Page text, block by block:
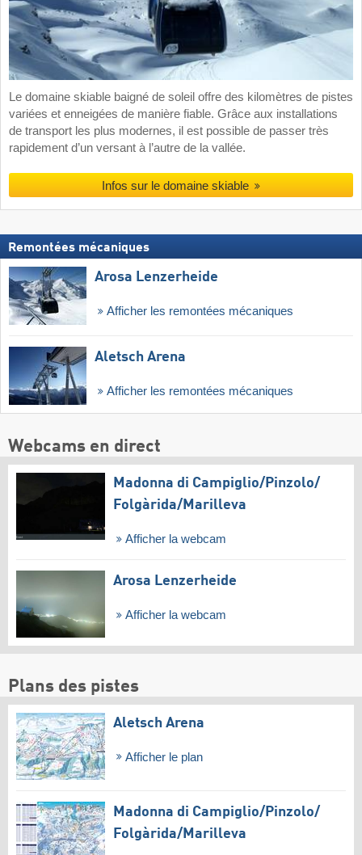
Le domaine skiable baigné de soleil offre des kilomètres de pistes
variées et enneigées de manière fiable. Grâce aux installations
de transport les plus modernes, il est possible de passer très
rapidement d’un versant à l’autre de la vallée.
Infos sur le domaine skiable
Remontées mécaniques
Arosa Lenzerheide
Afficher les remontées mécaniques
Aletsch Arena
Afficher les remontées mécaniques
Webcams en direct
Madonna di Campiglio/​Pinzolo/​
Folgàrida/​Marilleva
Afficher la webcam
Arosa Lenzerheide
Afficher la webcam
Plans des pistes
Aletsch Arena
Afficher le plan
Madonna di Campiglio/​Pinzolo/​
Folgàrida/​Marilleva